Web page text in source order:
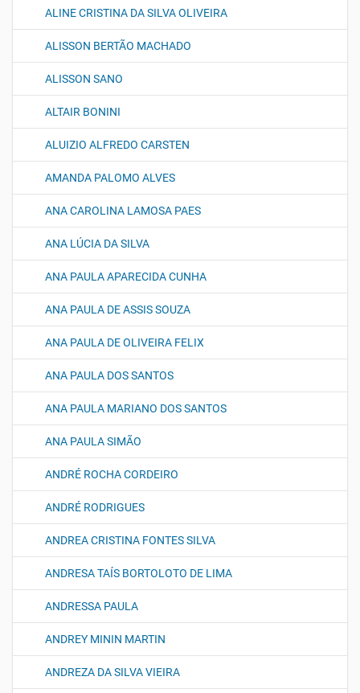
ALINE CRISTINA DA SILVA OLIVEIRA
ALISSON BERTÃO MACHADO
ALISSON SANO
ALTAIR BONINI
ALUIZIO ALFREDO CARSTEN
AMANDA PALOMO ALVES
ANA CAROLINA LAMOSA PAES
ANA LÚCIA DA SILVA
ANA PAULA APARECIDA CUNHA
ANA PAULA DE ASSIS SOUZA
ANA PAULA DE OLIVEIRA FELIX
ANA PAULA DOS SANTOS
ANA PAULA MARIANO DOS SANTOS
ANA PAULA SIMÃO
ANDRÉ ROCHA CORDEIRO
ANDRÉ RODRIGUES
ANDREA CRISTINA FONTES SILVA
ANDRESA TAÍS BORTOLOTO DE LIMA
ANDRESSA PAULA
ANDREY MININ MARTIN
ANDREZA DA SILVA VIEIRA